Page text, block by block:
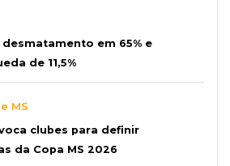
em 65% e
de 11,5%
MS
clubes para definir
da Copa MS 2026